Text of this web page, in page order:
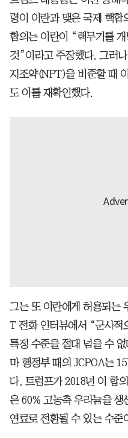
령이 이란과 맺은 국제 핵
합의는 이란이 “핵무기를
것”이라고 주장했다. 그러
지조약(NPT)을 비준할 때
도 이를 재확인했다.
그는 또 이란에게 허용되는
T 전화 인터뷰에서 “군사적
특정 수준을 절대 넘을 수
마 행정부 때의 JCPOA는
다. 트럼프가 2018년 이 합
은 60% 고농축 우라늄을 생
연료로 전환될 수 있는 수준